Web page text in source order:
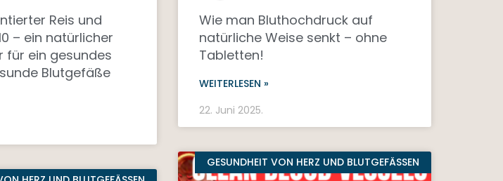
Reis und
– ein natürlicher
für ein gesundes
Blutgefäße
Wie man Bluthochdruck auf
natürliche Weise senkt – ohne
Tabletten!
WEITERLESEN »
22. Juni 2025.
GESUNDHEIT VON HERZ UND BLUTGEFÄSSEN